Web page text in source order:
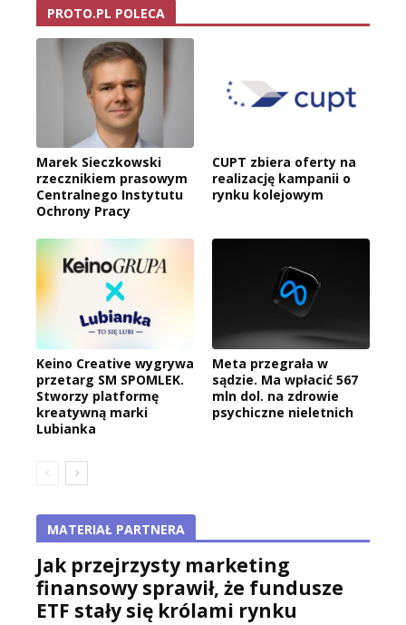
PROTO.PL POLECA
Marek Sieczkowski
rzecznikiem prasowym
Centralnego Instytutu
Ochrony Pracy
CUPT zbiera oferty na
realizację kampanii o
rynku kolejowym
Keino Creative wygrywa
przetarg SM SPOMLEK.
Stworzy platformę
kreatywną marki
Lubianka
Meta przegrała w
sądzie. Ma wpłacić 567
mln dol. na zdrowie
psychiczne nieletnich
MATERIAŁ PARTNERA
Jak przejrzysty marketing
finansowy sprawił, że fundusze
ETF stały się królami rynku